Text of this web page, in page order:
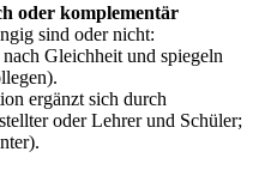
oder komplementär
sind oder nicht:
Gleichheit und spiegeln
ergänzt sich durch
oder Lehrer und Schüler;